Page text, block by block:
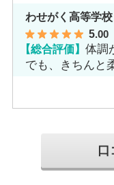
で良いと思いま
わせがく高等学校
5.00
【総合評価】体調
でも、きちんと